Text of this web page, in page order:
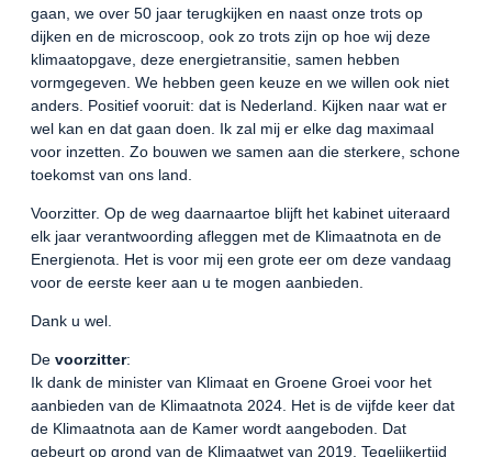
gaan, we over 50 jaar terugkijken en naast onze trots op
dijken en de microscoop, ook zo trots zijn op hoe wij deze
klimaatopgave, deze energietransitie, samen hebben
vormgegeven. We hebben geen keuze en we willen ook niet
anders. Positief vooruit: dat is Nederland. Kijken naar wat er
wel kan en dat gaan doen. Ik zal mij er elke dag maximaal
voor inzetten. Zo bouwen we samen aan die sterkere, schone
toekomst van ons land.
Voorzitter. Op de weg daarnaartoe blijft het kabinet uiteraard
elk jaar verantwoording afleggen met de Klimaatnota en de
Energienota. Het is voor mij een grote eer om deze vandaag
voor de eerste keer aan u te mogen aanbieden.
Dank u wel.
De voorzitter:
Ik dank de minister van Klimaat en Groene Groei voor het
aanbieden van de Klimaatnota 2024. Het is de vijfde keer dat
de Klimaatnota aan de Kamer wordt aangeboden. Dat
gebeurt op grond van de Klimaatwet van 2019. Tegelijkertijd